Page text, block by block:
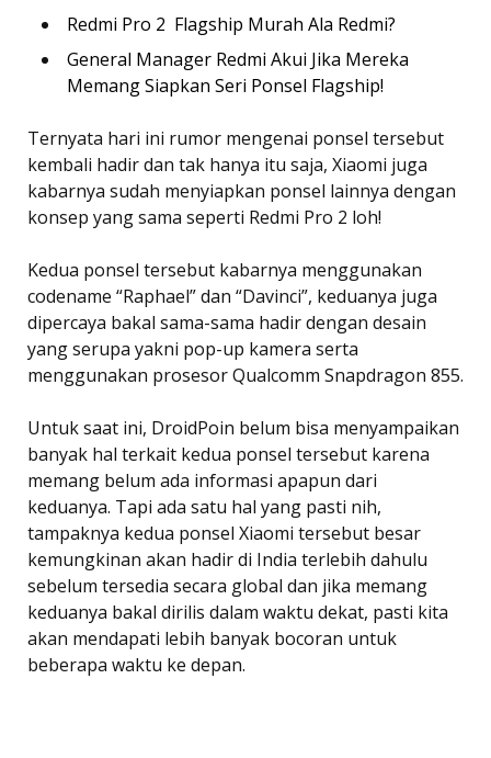
Redmi Pro 2  Flagship Murah Ala Redmi?
General Manager Redmi Akui Jika Mereka
Memang Siapkan Seri Ponsel Flagship!
Ternyata hari ini rumor mengenai ponsel tersebut
kembali hadir dan tak hanya itu saja, Xiaomi juga
kabarnya sudah menyiapkan ponsel lainnya dengan
konsep yang sama seperti Redmi Pro 2 loh!
Kedua ponsel tersebut kabarnya menggunakan
codename “Raphael” dan “Davinci”, keduanya juga
dipercaya bakal sama-sama hadir dengan desain
yang serupa yakni pop-up kamera serta
menggunakan prosesor Qualcomm Snapdragon 855.
Untuk saat ini, DroidPoin belum bisa menyampaikan
banyak hal terkait kedua ponsel tersebut karena
memang belum ada informasi apapun dari
keduanya. Tapi ada satu hal yang pasti nih,
tampaknya kedua ponsel Xiaomi tersebut besar
kemungkinan akan hadir di India terlebih dahulu
sebelum tersedia secara global dan jika memang
keduanya bakal dirilis dalam waktu dekat, pasti kita
akan mendapati lebih banyak bocoran untuk
beberapa waktu ke depan.